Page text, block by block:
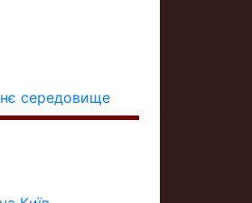
середовище